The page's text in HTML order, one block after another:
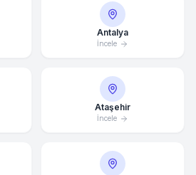
Antalya
İncele
Ataşehir
İncele